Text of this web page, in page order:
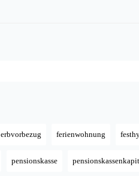
erbvorbezug ferienwohnung
pensionskasse